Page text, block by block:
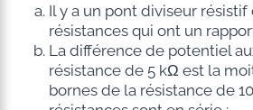
Il y a un pont diviseur
résistances qui ont un
La différence de potentiel
résistance de 5 kΩ est la
bornes de la résistance de